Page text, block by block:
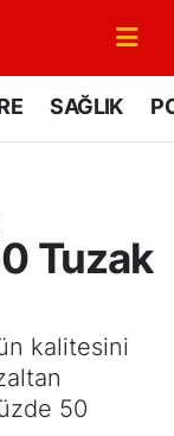
SAĞLIK
Tuzak
kalitesini
50